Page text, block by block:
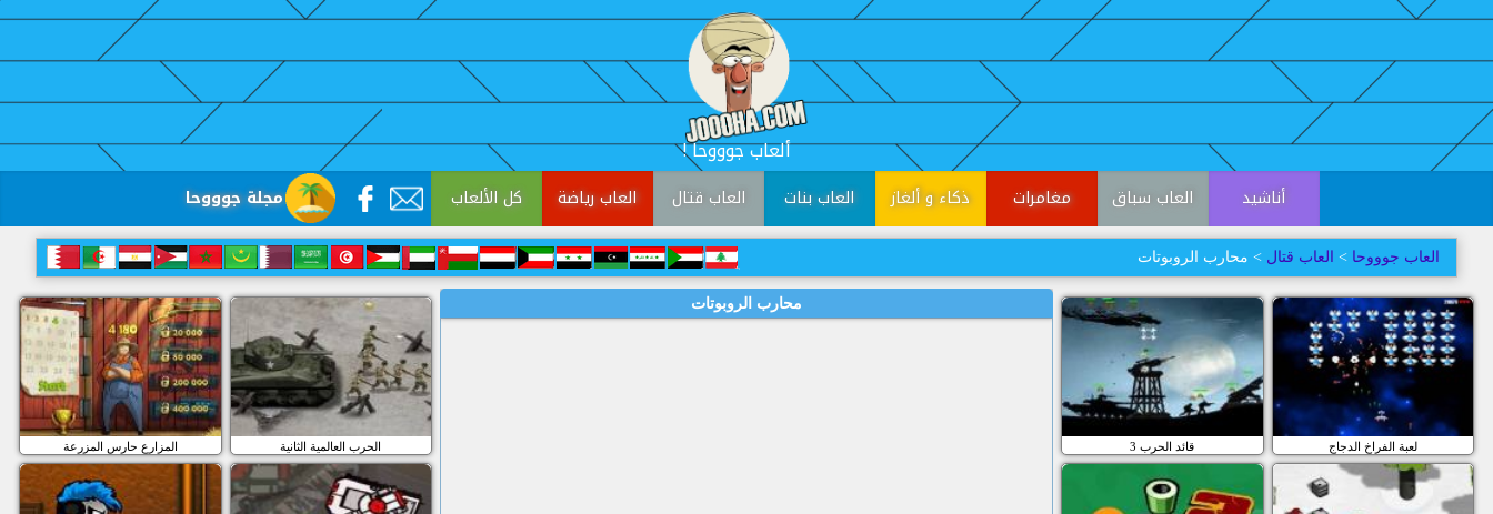
! ألعاب جوووحا
مجلة جوووحا كل الألعاب العاب رياضة العاب قتال العاب بنات ذكاء و ألغاز مغامرات العاب سباق أناشيد
العاب جوووحا > العاب قتال > محارب الروبوتات
المزارع حارس المزرعة الحرب العالمية الثانية
محارب الروبوتات
قائد الحرب 3 لعبة الفراخ الدجاج